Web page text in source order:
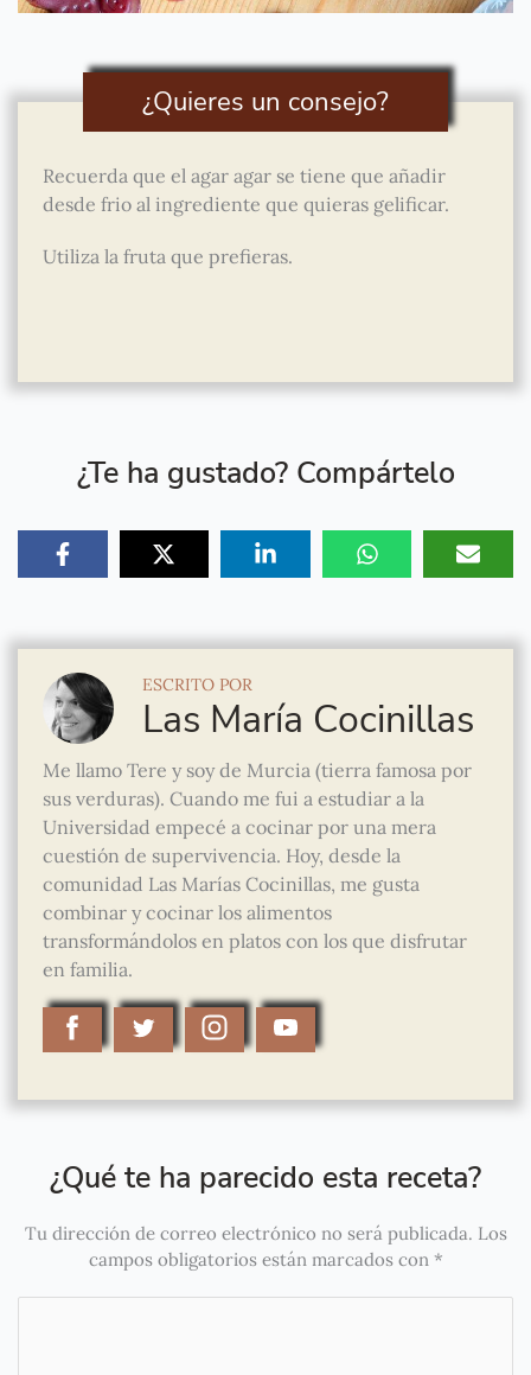
¿Quieres un consejo?
Recuerda que el agar agar se tiene que añadir
desde frio al ingrediente que quieras gelificar.
Utiliza la fruta que prefieras.
¿Te ha gustado? Compártelo
ESCRITO POR
Las María Cocinillas
Me llamo Tere y soy de Murcia (tierra famosa por
sus verduras). Cuando me fui a estudiar a la
Universidad empecé a cocinar por una mera
cuestión de supervivencia. Hoy, desde la
comunidad Las Marías Cocinillas, me gusta
combinar y cocinar los alimentos
transformándolos en platos con los que disfrutar
en familia.
¿Qué te ha parecido esta receta?
Tu dirección de correo electrónico no será publicada. Los
campos obligatorios están marcados con *